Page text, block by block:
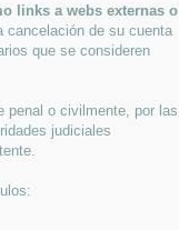
links a webs externas o
cancelación de su cuenta
que se consideren
penal o civilmente, por las
judiciales